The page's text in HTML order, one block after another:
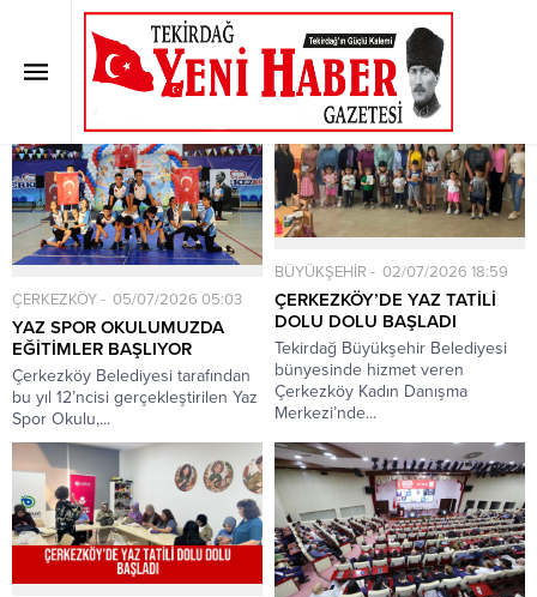
Etiket: Düzenlenen
Anasayfa » Etiket: Düzenlenen
ÇERKEZKÖY 05/07/2026 05:03
YAZ SPOR OKULUMUZDA
EĞİTİMLER BAŞLIYOR
Çerkezköy Belediyesi tarafından
bu yıl 12’ncisi gerçekleştirilen Yaz
Spor Okulu,...
BÜYÜKŞEHİR 02/07/2026 18:59
ÇERKEZKÖY’DE YAZ TATİLİ
DOLU DOLU BAŞLADI
Tekirdağ Büyükşehir Belediyesi
bünyesinde hizmet veren
Çerkezköy Kadın Danışma
Merkezi’nde...